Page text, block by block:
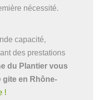
nécessité.
capacité,
des prestations
du Plantier vous
en Rhône-
!